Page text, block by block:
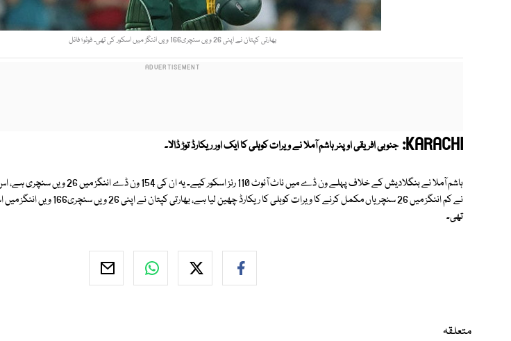
بھارتی کپتان نے اپنی 26 ویں سنچری166 ویں اننگز میں اسکور کی تھی۔ فوٹو؛ فائل
KARACHI: جنوبی افریقی اوپنر ہاشم آملا نے ویرات کوہلی کا ایک اور ریکارڈ توڑ ڈالا۔
ہاشم آملا نے بنگلادیش کے خلاف پہلے ون ڈے میں ناٹ آئوٹ 110 رنز اسکور کیے۔
یہ ان کی 154 ون ڈے اننگز میں 26
نے کم اننگز میں 26 سنچریاں مکمل کرنے کا ویرات کوہلی کا ریکارڈ چھین لیا ہے، بھارتی
تھی۔
متعلقہ